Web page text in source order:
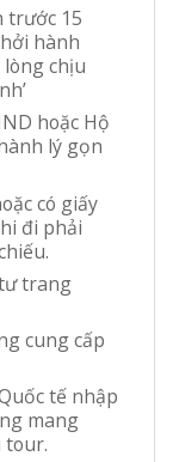
15
hành
chịu
hoặc Hộ
lý gọn
có giấy
đi phải
trang
cung cấp
tế nhập
mang
tour.